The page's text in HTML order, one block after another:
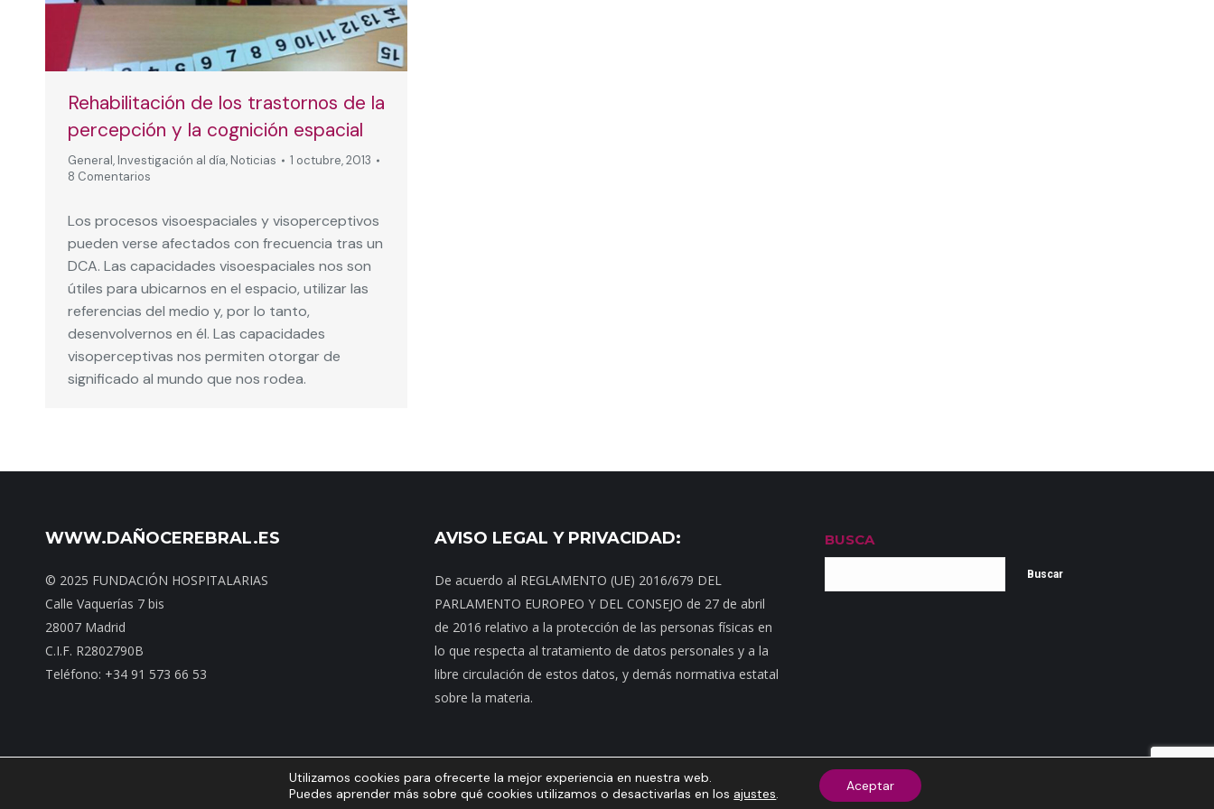
Rehabilitación de los trastornos de la
percepción y la cognición espacial
General, Investigación al día, Noticias
1 octubre, 2013
8 Comentarios
Los procesos visoespaciales y visoperceptivos
pueden verse afectados con frecuencia tras un
DCA. Las capacidades visoespaciales nos son
útiles para ubicarnos en el espacio, utilizar las
referencias del medio y, por lo tanto,
desenvolvernos en él. Las capacidades
visoperceptivas nos permiten otorgar de
significado al mundo que nos rodea.
WWW.DAÑOCEREBRAL.ES
© 2025 FUNDACIÓN HOSPITALARIAS
Calle Vaquerías 7 bis
28007 Madrid
C.I.F. R2802790B
Teléfono: +34 91 573 66 53
AVISO LEGAL Y PRIVACIDAD:
De acuerdo al REGLAMENTO (UE) 2016/679 DEL
PARLAMENTO EUROPEO Y DEL CONSEJO de 27 de abril
de 2016 relativo a la protección de las personas físicas en
lo que respecta al tratamiento de datos personales y a la
libre circulación de estos datos, y demás normativa estatal
sobre la materia.
BUSCA
Buscar
Inicio|Mapa web| Contacto|Dónde estamos|Noticias| Política de privacidad Aviso Legal Política de cookies
Utilizamos cookies para ofrecerte la mejor experiencia en nuestra web.
Puedes aprender más sobre qué cookies utilizamos o desactivarlas en los ajustes. Aceptar